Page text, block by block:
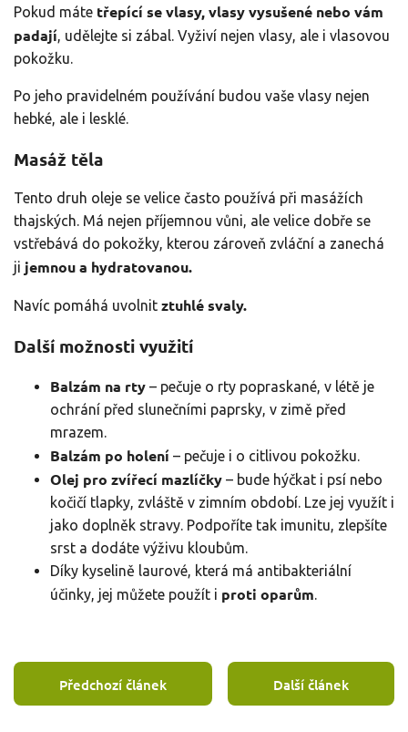
Pokud máte třepící se vlasy, vlasy vysušené nebo vám
padají, udělejte si zábal. Vyživí nejen vlasy, ale i vlasovou
pokožku.
Po jeho pravidelném používání budou vaše vlasy nejen
hebké, ale i lesklé.
Masáž těla
Tento druh oleje se velice často používá při masážích
thajských. Má nejen příjemnou vůni, ale velice dobře se
vstřebává do pokožky, kterou zároveň zvláční a zanechá
ji jemnou a hydratovanou.
Navíc pomáhá uvolnit ztuhlé svaly.
Další možnosti využití
Balzám na rty – pečuje o rty popraskané, v létě je
ochrání před slunečními paprsky, v zimě před
mrazem.
Balzám po holení – pečuje i o citlivou pokožku.
Olej pro zvířecí mazlíčky – bude hýčkat i psí nebo
kočičí tlapky, zvláště v zimním období. Lze jej využít i
jako doplněk stravy. Podpoříte tak imunitu, zlepšíte
srst a dodáte výživu kloubům.
Díky kyselině laurové, která má antibakteriální
účinky, jej můžete použít i proti oparům.
Předchozí článek Další článek